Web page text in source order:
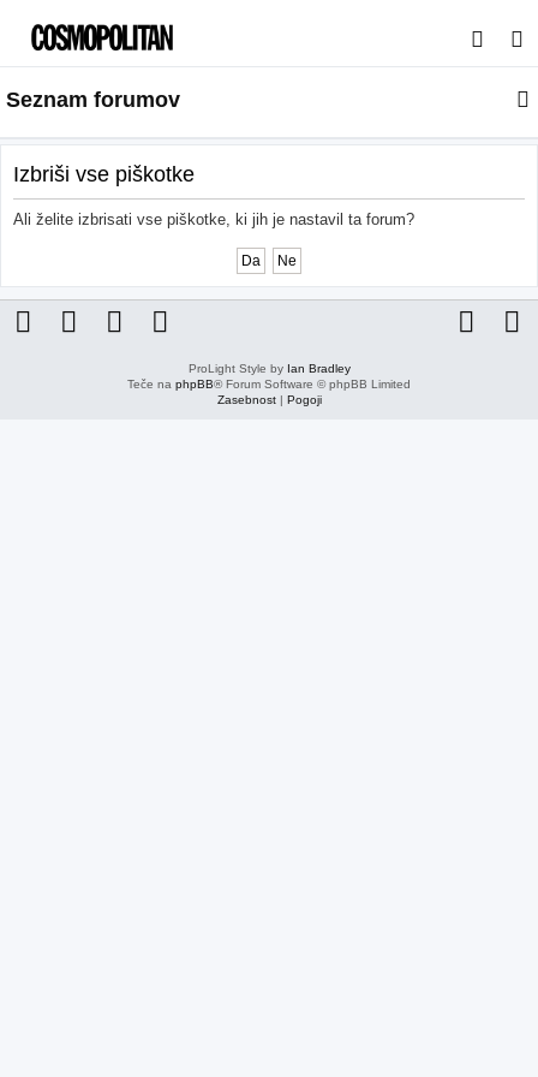
s
a
j
Seznam forumov
Izbriši vse piškotke
Ali želite izbrisati vse piškotke, ki jih je nastavil ta forum?
ProLight Style by Ian Bradley
Teče na phpBB® Forum Software © phpBB Limited
Zasebnost| Pogoji